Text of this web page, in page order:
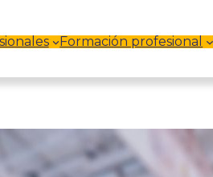
Formación profesional